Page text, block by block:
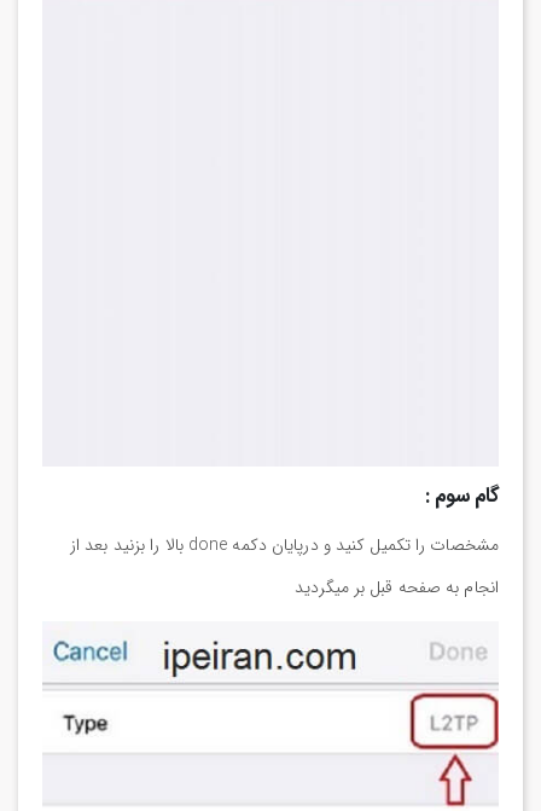
گام سوم :
مشخصات را تکمیل کنید و درپایان دکمه done بالا را بزنید بعد از
انجام به صفحه قبل بر میگردید